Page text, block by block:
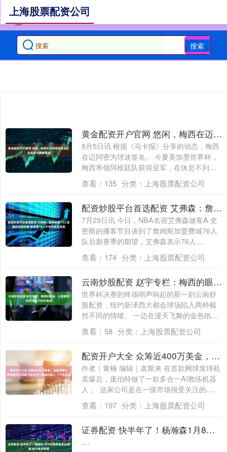
搜索
上海股票配资公司
黄金配资开户官网 悠闲，梅西在迈阿密的街头以及超市为球迷签名
8月5日讯 根据《马卡报》分享的动态，梅西
在迈阿密为球迷签名。 今夏美加墨世界杯，
梅西率领阿根廷队获得亚军，在休息不到
两....
查看： 135 分类： 上海股票配资公司
配资炒股平台首选配资 艾弗森：詹姆斯是76人急需的关键拼图 新赛季76人不夺冠就是失败
7月29日讯 今日，NBA名宿艾弗森做客A·史
密斯的播客节目谈到了詹姆斯加盟费城76人
队后新赛季的期望，艾弗森表示76人....
查看： 174 分类： 上海股票配资公司
云南炒股配资 赵宇专栏：梅西的眼泪，以温柔的方式与这个时代告别
世界杯决赛的终场哨声响起的那一刻云南炒
股配资，纽约新泽西大都会球场陷入两种截
然不同的情绪。 一边在漫天飞舞的金色纸屑
中迎....
查看： 58 分类： 上海股票配资公司
配资开户大全 众筹近400万美金，这家明星AI体育硬件公司做了款多合一教练机器人 ｜产品观察
作者｜黄楠 编辑｜袁斯来 在首款网球发球机
卖爆后，庞伯特做了一款多合一AI教练机器
人 。 这家公司是在一级市场很受关注的....
查看： 197 分类： 上海股票配资公司
证券配资 快半年了！杨瀚森1月8日胳膊被抓出血痕 如今依然明显
....